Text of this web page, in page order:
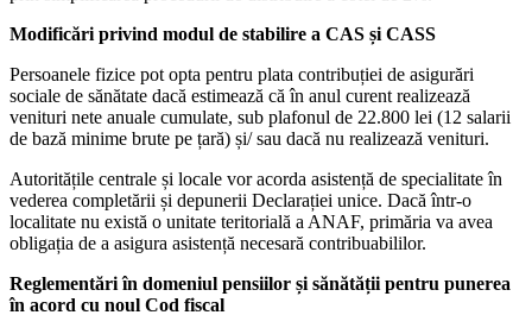
Modificări privind modul de stabilire a CAS și CASS
Persoanele fizice pot opta pentru plata contribuției de asigurări
sociale de sănătate dacă estimează că în anul curent realizează
venituri nete anuale cumulate, sub plafonul de 22.800 lei (12 salarii
de bază minime brute pe țară) și/ sau dacă nu realizează venituri.
Autoritățile centrale și locale vor acorda asistență de specialitate în
vederea completării și depunerii Declarației unice. Dacă într-o
localitate nu există o unitate teritorială a ANAF, primăria va avea
obligația de a asigura asistență necesară contribuabililor.
Reglementări în domeniul pensiilor și sănătății pentru punerea
în acord cu noul Cod fiscal